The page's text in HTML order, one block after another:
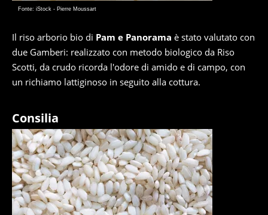
Fonte: iStock - Pierre Moussart
Il riso arborio bio di Pam e Panorama è stato valutato con
due Gamberi: realizzato con metodo biologico da Riso
Scotti, da crudo ricorda l'odore di amido e di campo, con
un richiamo lattiginoso in seguito alla cottura.
Consilia